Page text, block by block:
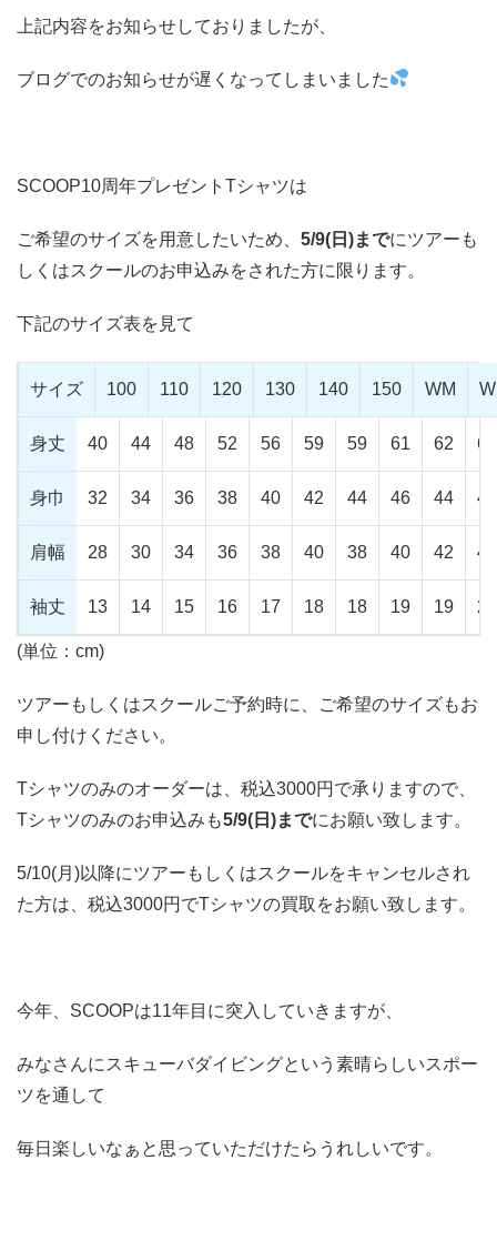
上記内容をお知らせしておりましたが、
ブログでのお知らせが遅くなってしまいました
SCOOP10周年プレゼントTシャツは
ご希望のサイズを用意したいため、 5/9(日)までにツアーも
しくはスクールのお申込みをされた方に限ります。
下記のサイズ表を見て
サイズ 100 110 120 130 140 150 WM
身丈 40 44 48 52 56 59 59 61 62 65
身巾 32 34 36 38 40 42 44 46 44 47
肩幅 28 30 34 36 38 40 38 40 42 44
袖丈 13 14 15 16 17 18 18 19 19 20
(単位：cm)
ツアーもしくはスクールご予約時に、ご希望のサイズもお
申し付けください。
Tシャツのみのオーダーは、税込3000円で承りますので、
Tシャツのみのお申込みも5/9(日)までにお願い致します。
5/10(月)以降にツアーもしくはスクールをキャンセルされ
た方は、税込3000円でTシャツの買取をお願い致します。
今年、SCOOPは11年目に突入していきますが、
みなさんにスキューバダイビングという素晴らしいスポー
ツを通して
毎日楽しいなぁと思っていただけたらうれしいです。